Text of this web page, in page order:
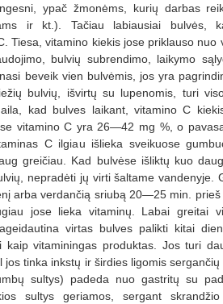
ypač žmonėms, kurių darbas
ir kt.). Tačiau labiausiai bulvės,
Tiesa, vitamino kiekis jose priklauso nuo
bulvių subrendimo, laikymo
beveik vien bulvėmis, jos yra
bulvių, išvirtų su lupenomis, turi
kad bulves laikant, vitamino C
vitamino C yra 26—42 mg %, o
C ilgiau išlieka sveikuose
greičiau. Kad bulvėse išliktų kuo
nepradėti jų virti šaltame vandenyje.
arba verdančią sriubą 20—25 min.
jose lieka vitaminų. Labai greitai
virtas bulves palikti kitai
kaip vitaminingas produktas. Jos turi
jos tinka inkstų ir širdies ligomis
sultys) padeda nuo gastritų su
sultys geriamos, sergant